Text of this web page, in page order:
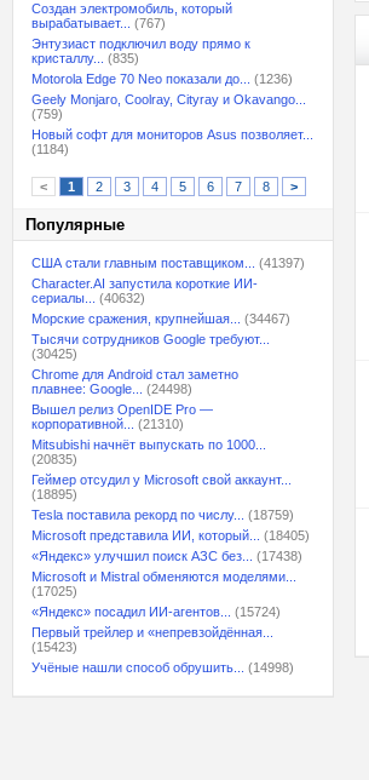
Создан электромобиль, который
вырабатывает...
(767)
Энтузиаст подключил воду прямо к
кристаллу...
(835)
Motorola Edge 70 Neo показали до...
(1236)
Geely Monjaro, Coolray, Cityray и Okavango...
(759)
Новый софт для мониторов Asus позволяет...
(1184)
< 1 2 3 4 5 6 7 8 >
Популярные
США стали главным поставщиком...
(41397)
Character.AI запустила короткие ИИ-
сериалы...
(40632)
Морские сражения, крупнейшая...
(34467)
Тысячи сотрудников Google требуют...
(30425)
Chrome для Android стал заметно
плавнее: Google...
(24498)
Вышел релиз OpenIDE Pro —
корпоративной...
(21310)
Mitsubishi начнёт выпускать по 1000...
(20835)
Геймер отсудил у Microsoft свой аккаунт...
(18895)
Tesla поставила рекорд по числу...
(18759)
Microsoft представила ИИ, который...
(18405)
«Яндекс» улучшил поиск АЗС без...
(17438)
Microsoft и Mistral обменяются моделями...
(17025)
«Яндекс» посадил ИИ-агентов...
(15724)
Первый трейлер и «непревзойдённая...
(15423)
Учёные нашли способ обрушить...
(14998)